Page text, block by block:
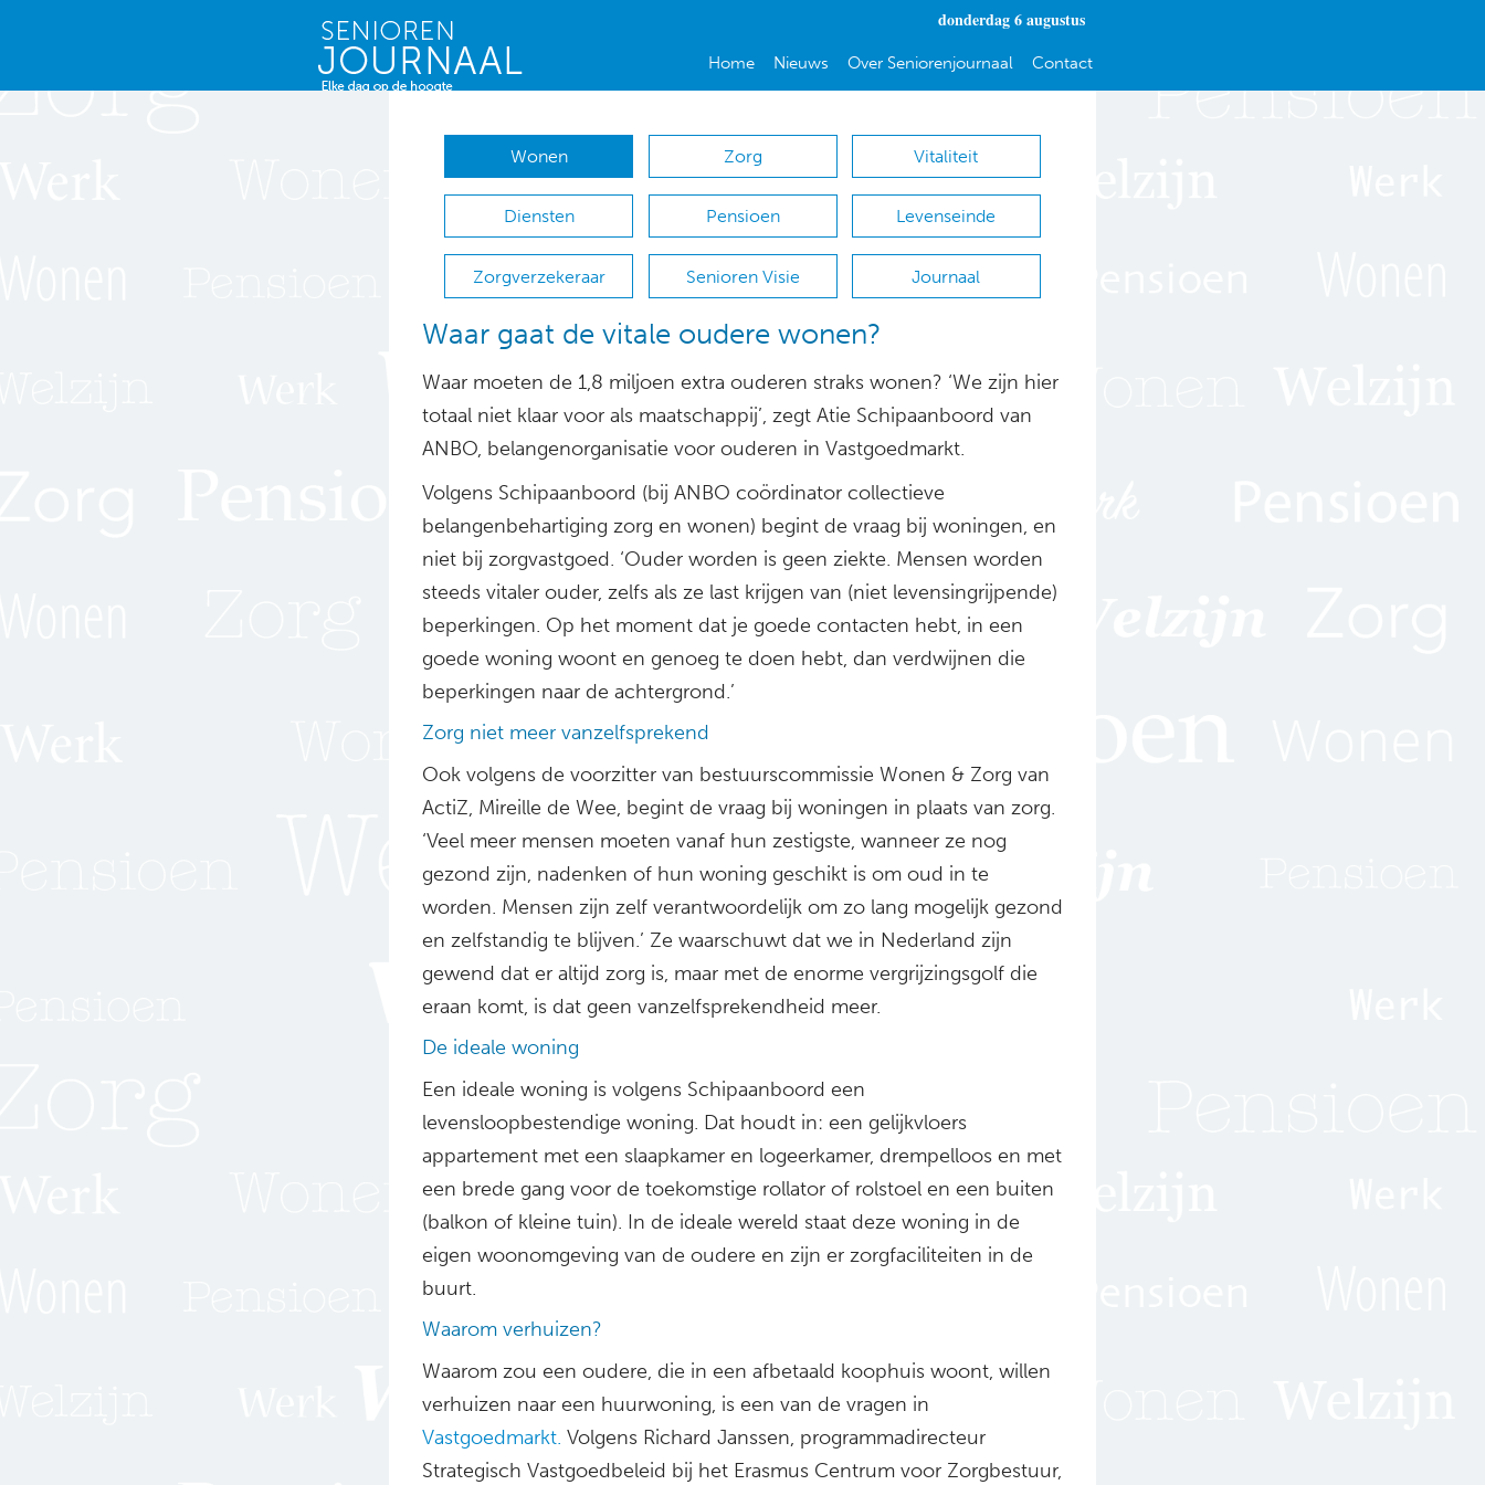
donderdag 6 augustus
Home Nieuws Over Seniorenjournaal Contact
Wonen Zorg Vitaliteit
Diensten Pensioen Levenseinde
Zorgverzekeraar Senioren Visie Journaal
Waar gaat de vitale oudere wonen?
Waar moeten de 1,8 miljoen extra ouderen straks wonen? ‘We zijn hier
totaal niet klaar voor als maatschappij’, zegt Atie Schipaanboord van
ANBO, belangenorganisatie voor ouderen in Vastgoedmarkt.
Volgens Schipaanboord (bij ANBO coördinator collectieve
belangenbehartiging zorg en wonen) begint de vraag bij woningen, en
niet bij zorgvastgoed. ‘Ouder worden is geen ziekte. Mensen worden
steeds vitaler ouder, zelfs als ze last krijgen van (niet levensingrijpende)
beperkingen. Op het moment dat je goede contacten hebt, in een
goede woning woont en genoeg te doen hebt, dan verdwijnen die
beperkingen naar de achtergrond.’
Zorg niet meer vanzelfsprekend
Ook volgens de voorzitter van bestuurscommissie Wonen & Zorg van
ActiZ, Mireille de Wee, begint de vraag bij woningen in plaats van zorg.
‘Veel meer mensen moeten vanaf hun zestigste, wanneer ze nog
gezond zijn, nadenken of hun woning geschikt is om oud in te
worden. Mensen zijn zelf verantwoordelijk om zo lang mogelijk gezond
en zelfstandig te blijven.’ Ze waarschuwt dat we in Nederland zijn
gewend dat er altijd zorg is, maar met de enorme vergrijzingsgolf die
eraan komt, is dat geen vanzelfsprekendheid meer.
De ideale woning
Een ideale woning is volgens Schipaanboord een
levensloopbestendige woning. Dat houdt in: een gelijkvloers
appartement met een slaapkamer en logeerkamer, drempelloos en met
een brede gang voor de toekomstige rollator of rolstoel en een buiten
(balkon of kleine tuin). In de ideale wereld staat deze woning in de
eigen woonomgeving van de oudere en zijn er zorgfaciliteiten in de
buurt.
Waarom verhuizen?
Waarom zou een oudere, die in een afbetaald koophuis woont, willen
verhuizen naar een huurwoning, is een van de vragen in
Vastgoedmarkt. Volgens Richard Janssen, programmadirecteur
Strategisch Vastgoedbeleid bij het Erasmus Centrum voor Zorgbestuur,